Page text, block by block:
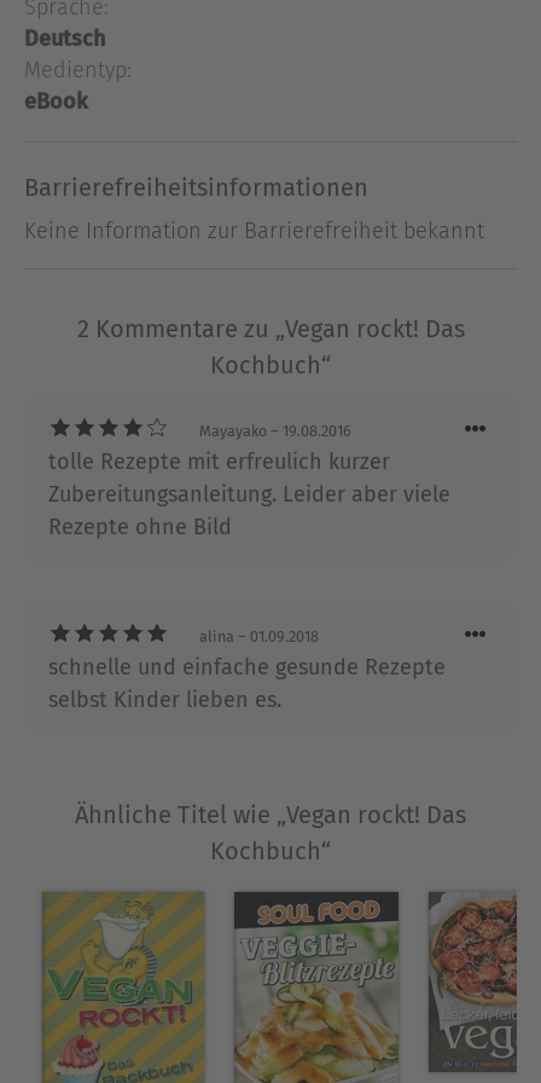
Zutaten die coolsten, buntesten,
abwechslungsreichsten Gerichte für jede
Gelegenheit zaubern. Ob für Laktoseallergiker,
Tierschützer oder Menschen, die sich ethisch
Quinoa lädt dieses rockige vegane Kochbuch mit
leckeren, gesunden Köstlichkeiten zum
Ausblenden
Sprache:
Deutsch
Medientyp:
eBook
Barrierefreiheitsinformationen
Keine Information zur Barrierefreiheit bekannt
2 Kommentare zu „Vegan rockt! Das
Kochbuch“
Mayayako – 19.08.2016
tolle Rezepte mit erfreulich kurzer
Zubereitungsanleitung. Leider aber viele
Rezepte ohne Bild
alina – 01.09.2018
schnelle und einfache gesunde Rezepte
selbst Kinder lieben es.
Ähnliche Titel wie „Vegan rockt! Das
Kochbuch“